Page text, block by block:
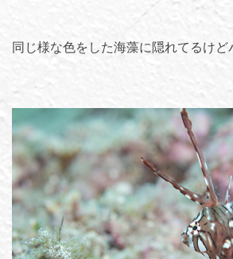
同じ様な色をした海藻に隠れてるけ